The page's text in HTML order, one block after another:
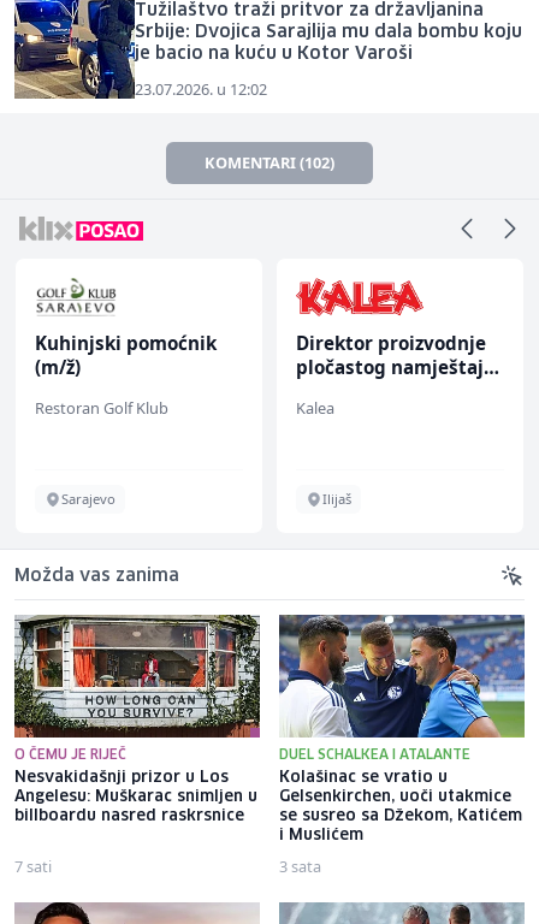
Tužilaštvo traži pritvor za državljanina
Srbije: Dvojica Sarajlija mu dala bombu koju
je bacio na kuću u Kotor Varoši
23.07.2026. u 12:02
KOMENTARI (102)
Kuhinjski pomoćnik
(m/ž)
Restoran Golf Klub
Sarajevo
Direktor proizvodnje
pločastog namještaja
Kalea
Ilijaš
Možda vas zanima
O ČEMU JE RIJEČ
Nesvakidašnji prizor u Los
Angelesu: Muškarac snimljen u
billboardu nasred raskrsnice
7 sati
DUEL SCHALKEA I ATALANTE
Kolašinac se vratio u
Gelsenkirchen, uoči utakmice
se susreo sa Džekom, Katićem
i Muslićem
3 sata